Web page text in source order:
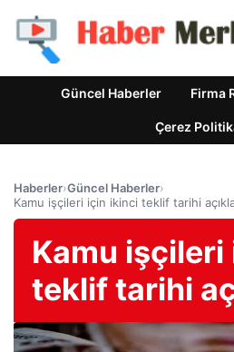
Güncel Haberler Firma
Çerez
Haberler›Güncel Haberler›
Kamu işçileri için ikinci teklif tarihi
Kamu
teklif tarihi